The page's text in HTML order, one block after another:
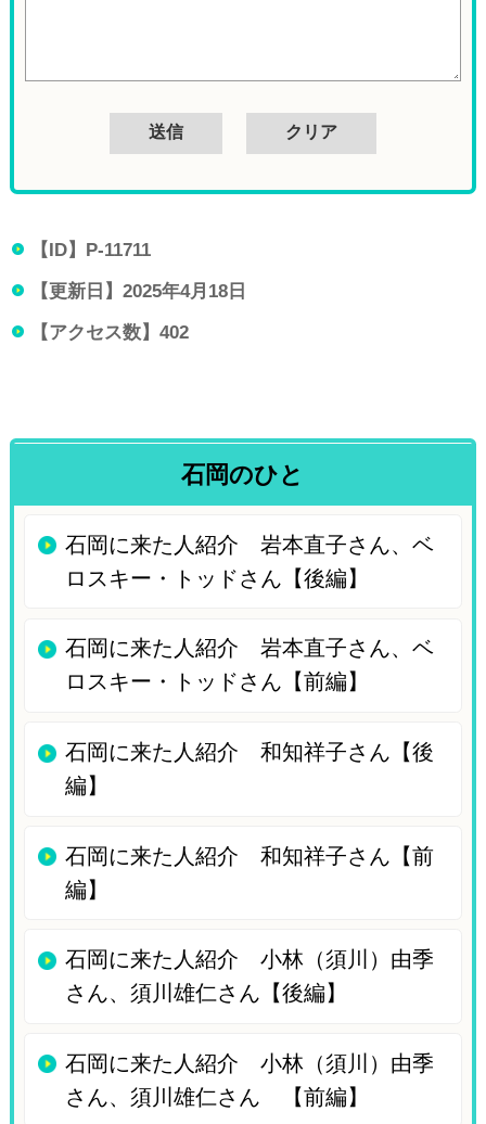
【ID】 P-11711
【更新日】 2025年4月18日
【アクセス数】 402
石岡のひと
石岡に来た人紹介 岩本直子さん、ベ
ロスキー・トッドさん【後編】
石岡に来た人紹介 岩本直子さん、ベ
ロスキー・トッドさん【前編】
石岡に来た人紹介 和知祥子さん【後
編】
石岡に来た人紹介 和知祥子さん【前
編】
石岡に来た人紹介 小林（須川）由季
さん、須川雄仁さん【後編】
石岡に来た人紹介 小林（須川）由季
さん、須川雄仁さん 【前編】